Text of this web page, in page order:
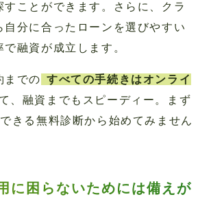
すことができます。さらに、クラ
自分に合ったローンを選びやすい
融資が成立します。
までの すべての手続きはオンライ
、融資までもスピーディー。まず
きる無料診断から始めてみません
に困らないためには備えが